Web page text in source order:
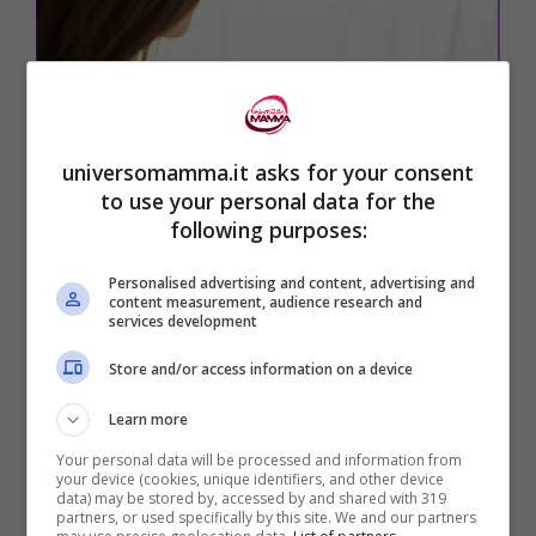
Non ci si deve abbattere se il test di gravidanza risulta
inizialmente negativo – Foto | UNiversomamma.it
Non può quindi che essere interessante
capire se ci siano delle
piccoli accorgimenti che possono rendere
più semplice avere una gravidanzase il
universomamma.it asks for your consent
to use your personal data for the
following purposes:
Personalised advertising and content, advertising and
content measurement, audience research and
services development
Store and/or access information on a device
Learn more
Your personal data will be processed and information from
your device (cookies, unique identifiers, and other device
data) may be stored by, accessed by and shared with 319
partners, or used specifically by this site. We and our partners